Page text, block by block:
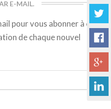
E-MAIL.
pour vous abonner à ce
de chaque nouvel